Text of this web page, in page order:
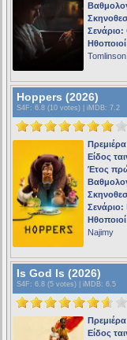
Σενάριο:
Hoppers (2026)
S4F : 6.8 (10 votes) | iMDB: 7.2
Είδος
Έτος
Σενάριο:
Najimy
Is God Is (2026)
S4F : 6.8 (5 votes) | iMDB: 6.5
Είδος